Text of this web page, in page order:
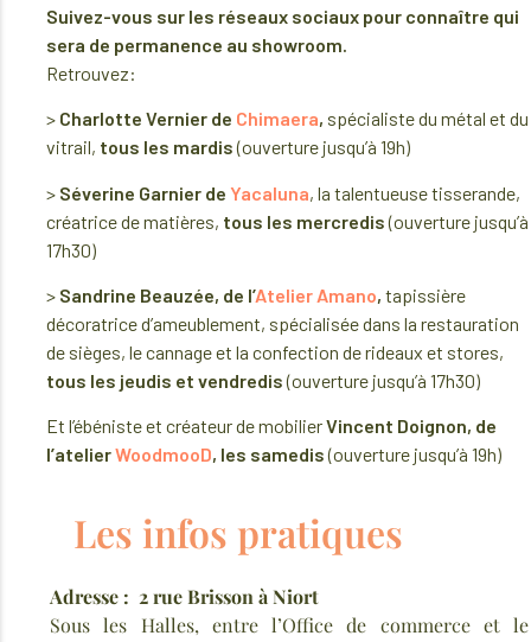
Les infos pratiques
Adresse : 2 rue Brisson à Niort
Sous les Halles, entre l’Office de commerce et le
Suivez-vous sur les réseaux sociaux pour connaître qui
sera de permanence au showroom.
Retrouvez:
> Charlotte Vernier de Chimaera, spécialiste du métal et du
vitrail, tous les mardis(ouverture jusqu’à 19h)
> Séverine Garnier de Yacaluna, la talentueuse tisserande,
créatrice de matières, tous les mercredis(ouverture jusqu’à
17h30)
> Sandrine Beauzée, de l’Atelier Amano, tapissière
décoratrice d’ameublement, spécialisée dans la restauration
de sièges, le cannage et la confection de rideaux et stores,
tous les jeudis et vendredis(ouverture jusqu’à 17h30)
Et l’ébéniste et créateur de mobilierVincent Doignon, de
l’atelierWoodmooD, les samedis(ouverture jusqu’à 19h)